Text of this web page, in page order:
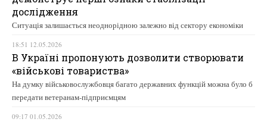
дослідження
Ситуація залишається неоднорідною залежно від сектору економіки
18:51 12.05.2026
В Україні пропонують дозволити створювати
«військові товариства»
На думку військовослужбовця багато державних функцій можна було б
передати ветеранам-підприємцям
09:17 01.05.2026